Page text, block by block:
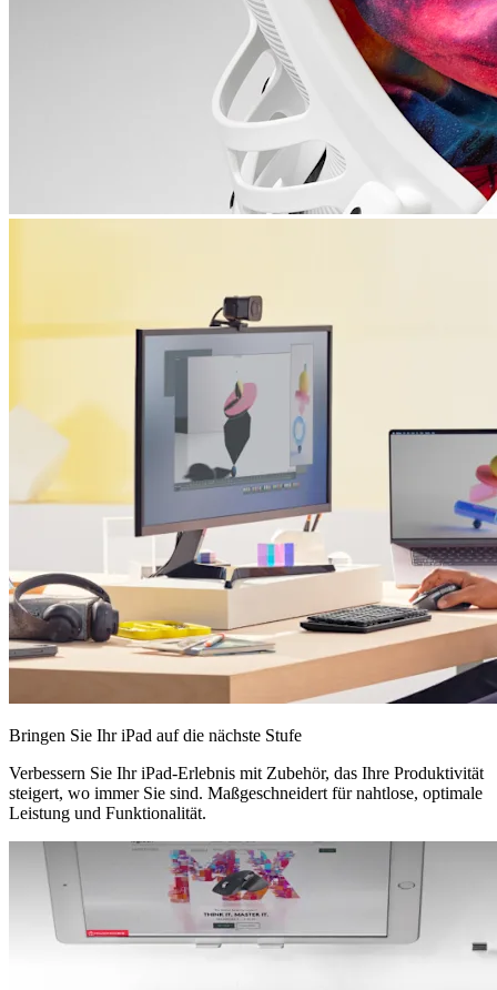
Bringen Sie Ihr iPad auf die nächste Stufe
Verbessern Sie Ihr iPad-Erlebnis mit Zubehör, das Ihre Produktivität
steigert, wo immer Sie sind. Maßgeschneidert für nahtlose, optimale
Leistung und Funktionalität.